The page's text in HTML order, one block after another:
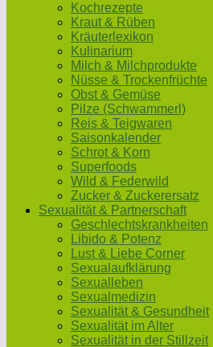
Kochrezepte
Kraut & Rüben
Kräuterlexikon
Kulinarium
Milch & Milchprodukte
Nüsse & Trockenfrüchte
Obst & Gemüse
Pilze (Schwammerl)
Reis & Teigwaren
Saisonkalender
Schrot & Korn
Superfoods
Wild & Federwild
Zucker & Zuckerersatz
Sexualität & Partnerschaft
Geschlechtskrankheiten
Libido & Potenz
Lust & Liebe Corner
Sexualaufklärung
Sexualleben
Sexualmedizin
Sexualität & Gesundheit
Sexualität im Alter
Sexualität in der Stillzeit